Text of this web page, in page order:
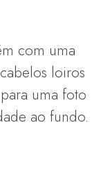
com uma
loiros
uma foto
ao fundo.